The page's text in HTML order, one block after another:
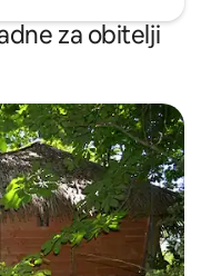
za obitelji